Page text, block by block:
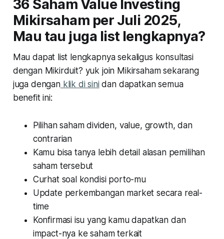
36 Saham Value Investing
Mikirsaham per Juli 2025,
Mau tau juga list lengkapnya?
Mau dapat list lengkapnya sekaligus konsultasi
dengan Mikirduit? yuk join Mikirsaham sekarang
juga dengan klik di sini dan dapatkan semua
benefit ini:
Pilihan saham dividen, value, growth, dan
contrarian
Kamu bisa tanya lebih detail alasan pemilihan
saham tersebut
Curhat soal kondisi porto-mu
Update perkembangan market secara real-
time
Konfirmasi isu yang kamu dapatkan dan
impact-nya ke saham terkait